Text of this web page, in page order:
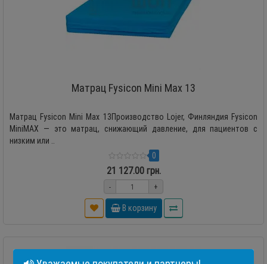
Матрац Fysicon Mini Max 13
Матрац Fysicon Mini Max 13Производство Lojer, Финляндия Fysicon
MiniMAX — это матрац, снижающий давление, для пациентов с
низким или ..
0
21 127.00 грн.
- +
В корзину